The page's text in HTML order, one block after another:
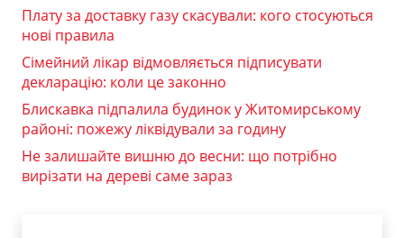
Плату за доставку газу скасували: кого стосуються
нові правила
Сімейний лікар відмовляється підписувати
декларацію: коли це законно
Блискавка підпалила будинок у Житомирському
районі: пожежу ліквідували за годину
Не залишайте вишню до весни: що потрібно
вирізати на дереві саме зараз